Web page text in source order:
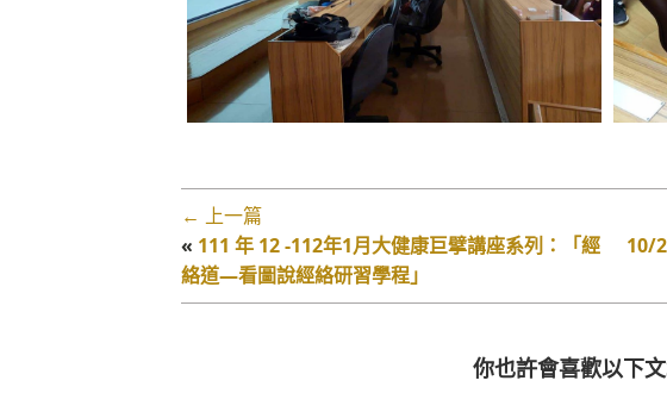
← 上一篇
« 111 年 12 -112年1月大健康巨擘講座系列：「經
絡道—看圖說經絡研習學程」
10/
你也許會喜歡以下